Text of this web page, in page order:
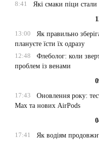
8:41
Які смаки піци
13:00
Як правильно
плануєте їсти їх одразу
12:48
Флеболог: коли
проблем із венами
17:43
Оновлення року:
Max та нових AirPods
17:41
Як водіям